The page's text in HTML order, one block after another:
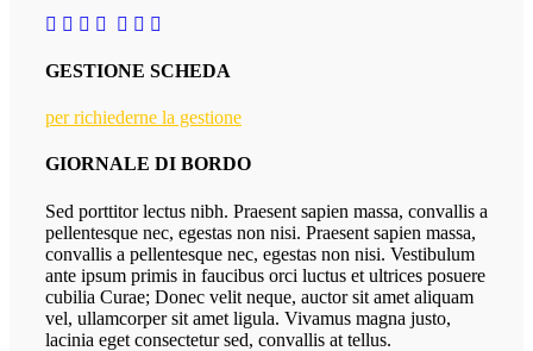
GESTIONE SCHEDA
per richiederne la gestione
GIORNALE DI BORDO
Sed porttitor lectus nibh. Praesent sapien massa, convallis a
pellentesque nec, egestas non nisi. Praesent sapien massa,
convallis a pellentesque nec, egestas non nisi. Vestibulum
ante ipsum primis in faucibus orci luctus et ultrices posuere
cubilia Curae; Donec velit neque, auctor sit amet aliquam
vel, ullamcorper sit amet ligula. Vivamus magna justo,
lacinia eget consectetur sed, convallis at tellus.